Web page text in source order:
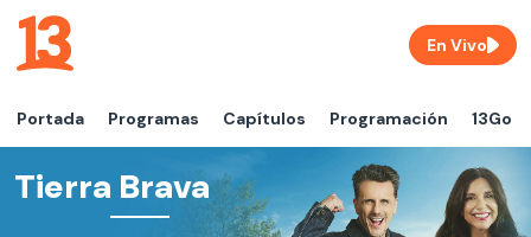
Portada Programas Capítulos Programación 13Go
En Vivo
Tierra Brava